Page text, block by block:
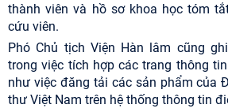
thành viên và hồ sơ khoa học tóm
cứu viên.
Phó Chủ tịch Viện Hàn lâm cũng
trong việc tích hợp các trang thông
như việc đăng tải các sản phẩm của
thư Việt Nam trên hệ thống thông tin